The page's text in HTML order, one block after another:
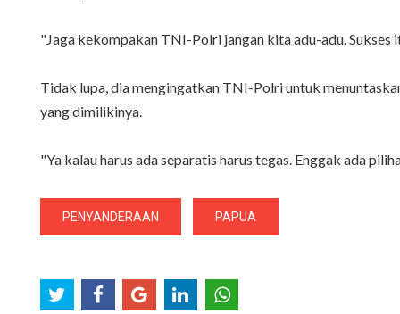
"Jaga kekompakan TNI-Polri jangan kita adu-adu.
Tidak lupa, dia mengingatkan TNI-Polri untuk
yang dimilikinya.
"Ya kalau harus ada separatis harus tegas. Enggak ada
PENYANDERAAN PAPUA